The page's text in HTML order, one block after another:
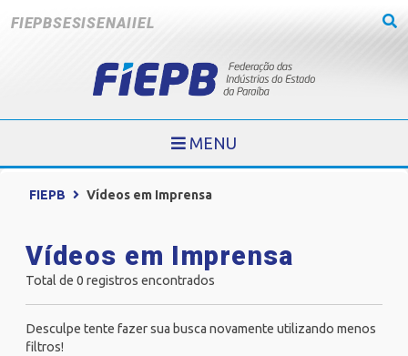
FIEPBSESISENAIIEL
MENU
FIEPB Vídeos em Imprensa
Vídeos em Imprensa
Total de 0 registros encontrados
Desculpe tente fazer sua busca novamente utilizando menos
filtros!